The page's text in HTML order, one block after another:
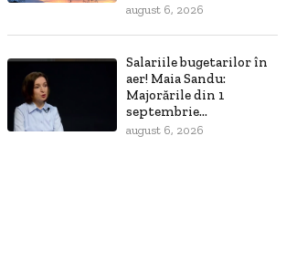
august 6, 2026
Salariile bugetarilor în
aer! Maia Sandu:
Majorările din 1
septembrie...
august 6, 2026